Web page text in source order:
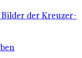
der Kreuzer-